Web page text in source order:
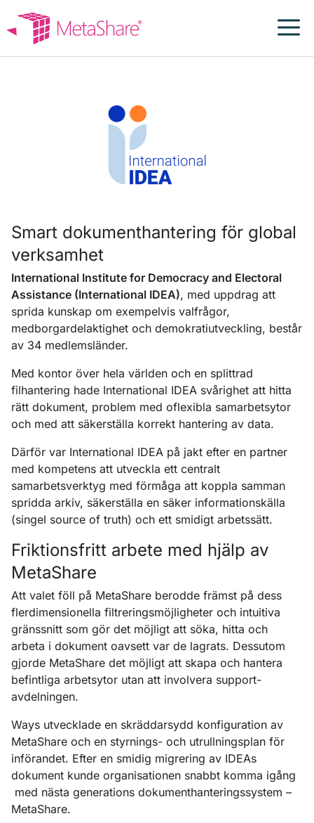
innehåll
Smart dokumenthantering för global
verksamhet
International Institute for Democracy and Electoral
Assistance (International IDEA), med uppdrag att
sprida kunskap om exempelvis valfrågor,
medborgardelaktighet och demokratiutveckling, består
av 34 medlemsländer.
Med kontor över hela världen och en splittrad
filhantering hade International IDEA svårighet att hitta
rätt dokument, problem med oflexibla samarbetsytor
och med att säkerställa korrekt hantering av data.
Därför var International IDEA på jakt efter en partner
med kompetens att utveckla ett centralt
samarbetsverktyg med förmåga att koppla samman
spridda arkiv, säkerställa en säker informationskälla
(singel source of truth) och ett smidigt arbetssätt.
Friktionsfritt arbete med hjälp av
MetaShare
Att valet föll på MetaShare berodde främst på dess
flerdimensionella filtreringsmöjligheter och intuitiva
gränssnitt som gör det möjligt att söka, hitta och
arbeta i dokument oavsett var de lagrats. Dessutom
gjorde MetaShare det möjligt att skapa och hantera
befintliga arbetsytor utan att involvera support-
avdelningen.
Ways utvecklade en skräddarsydd konfiguration av
MetaShare och en styrnings- och utrullningsplan för
införandet. Efter en smidig migrering av IDEAs
dokument kunde organisationen snabbt komma igång
med nästa generations dokumenthanteringssystem –
MetaShare.